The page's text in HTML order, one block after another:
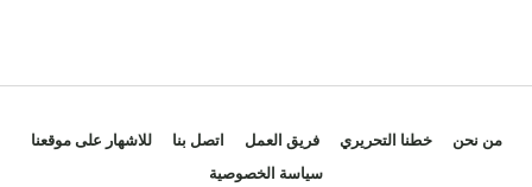
من نحن خطنا التحريري فريق العمل اتصل بنا
للاشهار على موقعنا
سياسة الخصوصية